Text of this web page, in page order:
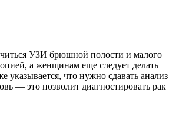
УЗИ брюшной полости и малого
а женщинам еще следует делать
что нужно сдавать анализ
— это позволит диагностировать рак